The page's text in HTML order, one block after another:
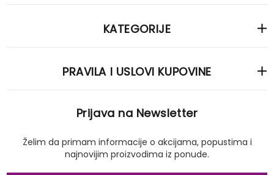
KATEGORIJE
PRAVILA I USLOVI KUPOVINE
Prijava na Newsletter
Želim da primam informacije o akcijama, popustima i
najnovijim proizvodima iz ponude.